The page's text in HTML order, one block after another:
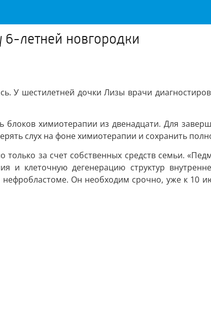
6-летней новгородки
У шестилетней дочки Лизы врачи
химиотерапии из двенадцати. Для
слух на фоне химиотерапии и сохранить
за счет собственных средств семьи.
и клеточную дегенерацию структур
Он необходим срочно, уже к 10